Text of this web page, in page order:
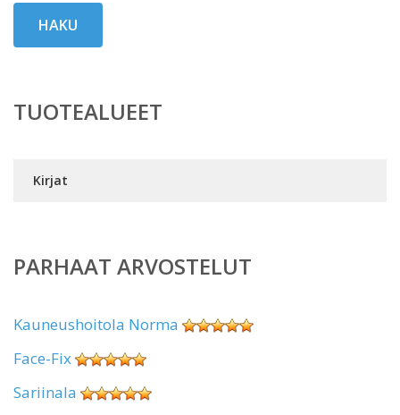
HAKU
TUOTEALUEET
Kirjat
PARHAAT ARVOSTELUT
Kauneushoitola Norma
Face-Fix
Sariinala